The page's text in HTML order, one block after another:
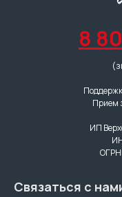
8
Прием
ИП
Связаться с